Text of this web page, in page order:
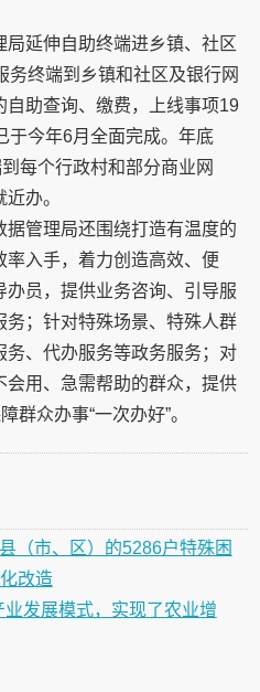
延伸自助终端进乡镇、社区
终端到乡镇和社区及银行网
自助查询、缴费，上线事项19
于今年6月全面完成。年底
每个行政村和部分商业网
办。
据管理局还围绕打造有温度的
率入手，着力创造高效、便
员，提供业务咨询、引导服
；针对特殊场景、特殊人群
、代办服务等政务服务；对
用、急需帮助的群众，提供
群众办事“一次办好”。
（市、区）的5286户特殊困
改造
业发展模式，实现了农业增